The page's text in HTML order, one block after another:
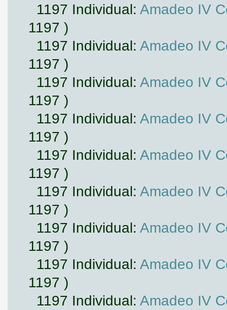
1197 Individual: Amadeo IV
1197 )
1197 Individual: Amadeo IV
1197 )
1197 Individual: Amadeo IV
1197 )
1197 Individual: Amadeo IV
1197 )
1197 Individual: Amadeo IV
1197 )
1197 Individual: Amadeo IV
1197 )
1197 Individual: Amadeo IV
1197 )
1197 Individual: Amadeo IV
1197 )
1197 Individual: Amadeo IV